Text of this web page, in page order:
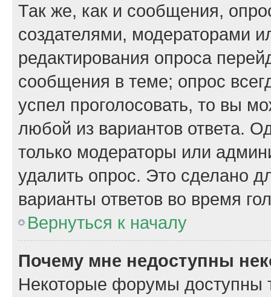
Так же, как и сообщения,
создателями, модераторами
редактирования опроса
сообщения в теме; опрос
успел проголосовать, то вы
любой из вариантов ответа.
только модераторы или
удалить опрос. Это сделано
варианты ответов во время
Вернуться к началу
Почему мне недоступны
Некоторые форумы доступны